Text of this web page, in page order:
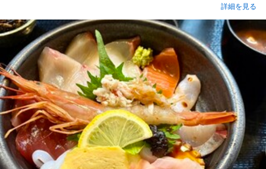
詳細を見る